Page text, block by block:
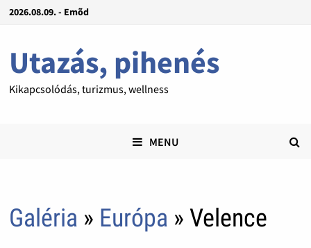
2026.08.09. - Emõd
Utazás, pihenés
Kikapcsolódás, turizmus, wellness
MENU
Galéria » Európa » Velence